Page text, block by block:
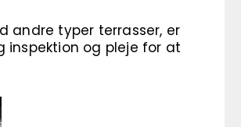
andre typer terrasser, er
og pleje for at